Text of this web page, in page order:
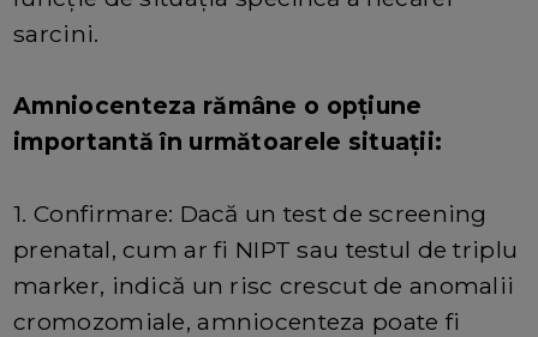
sarcini.
Amniocenteza rămâne o opțiune
importantă în următoarele situații:
1. Confirmare: Dacă un test de screening
prenatal, cum ar fi NIPT sau testul de triplu
marker, indică un risc crescut de anomalii
cromozomiale, amniocenteza poate fi